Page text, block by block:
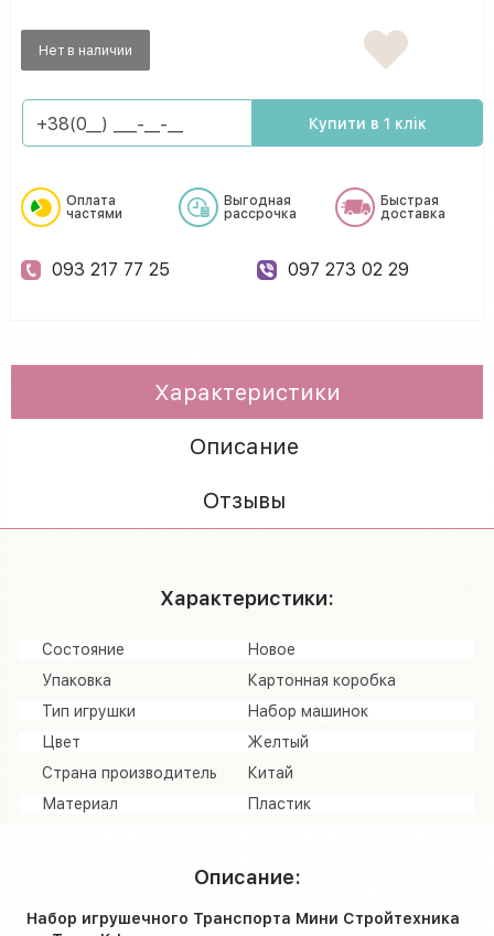
Нет в наличии
Купити в 1 клік
Оплата
частями
Выгодная
рассрочка
Быстрая
доставка
093 217 77 25 097 273 02 29
Характеристики
Описание
Отзывы
Характеристики:
Состояние
Новое
Упаковка
Картонная коробка
Тип игрушки
Набор машинок
Цвет
Желтый
Страна производитель
Китай
Материал
Пластик
Описание:
Набор игрушечного Транспорта Мини Стройтехника